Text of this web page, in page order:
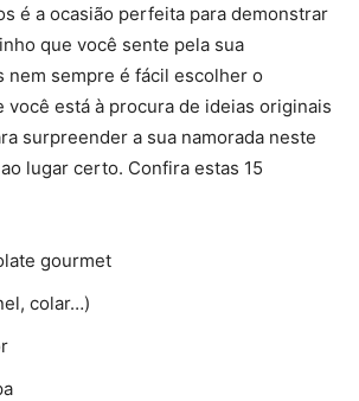
é a ocasião perfeita para demonstrar
que você sente pela sua
nem sempre é fácil escolher o
você está à procura de ideias originais
surpreender a sua namorada neste
lugar certo. Confira estas 15
gourmet
colar…)